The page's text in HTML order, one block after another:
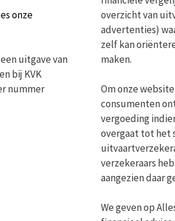
onze
uitgave van
bij KVK
nummer
overzicht van
advertenties)
zelf kan
maken.
Om onze
consumenten
vergoeding
overgaat tot het
verzekeraars
aangezien daar
We geven op